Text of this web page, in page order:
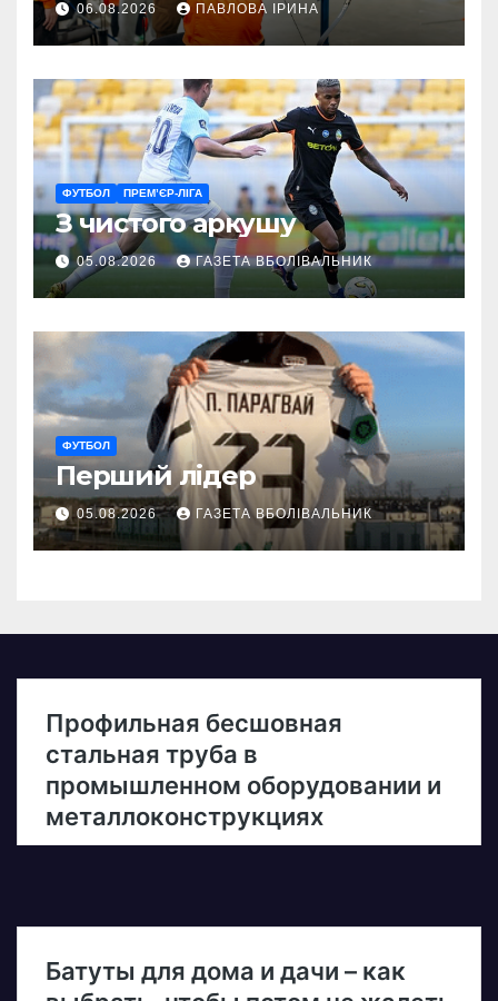
ГАРТ 2026 – як долучитися
ветеранам
06.08.2026 ПАВЛОВА ІРИНА
ФУТБОЛ ПРЕМ’ЄР-ЛІГА
З чистого аркушу
05.08.2026 ГАЗЕТА ВБОЛІВАЛЬНИК
ФУТБОЛ
Перший лідер
05.08.2026 ГАЗЕТА ВБОЛІВАЛЬНИК